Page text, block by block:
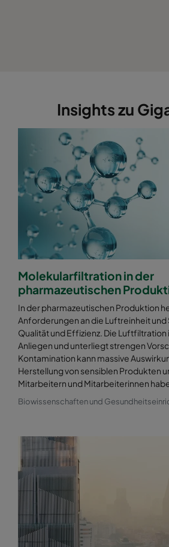
Insights zu
Molekularfiltration in der
pharmazeutischen
In der pharmazeutischen Produktion
Anforderungen an die Luftreinheit und
Qualität und Effizienz. Die Luftfiltration
Anliegen und unterliegt strengen
Kontamination kann massive
Herstellung von sensiblen Produkten
Mitarbeitern und Mitarbeiterinnen
Biowissenschaften und